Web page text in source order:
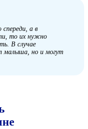
спереди, а в
то их нужно
В случае
малыша, но и могут